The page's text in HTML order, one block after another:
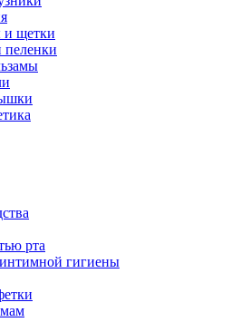
и щетки
пеленки
рта
гигиены